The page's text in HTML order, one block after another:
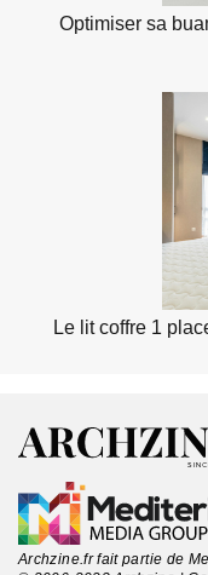
Optimiser sa
Le lit coffre 1
Archzine.fr fait partie de